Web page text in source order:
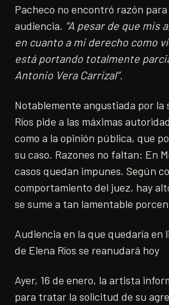
Pacheco no encontró razón
audiencia. “A pesar de que mis
en cuanto a mi derecho como
está portando totalmente
Antonio Vera Carrizal”.
Notablemente angustiada por la
Ríos pide a las máximas
como a la opinión pública, que
su caso. Razones no faltan: En
casos quedan impunes. Según
comportamiento del juez, hay
se sume a tan lamentable
Audiencia en la que quedaría en
de Elena Ríos se reanudará hoy
Ayer, 16 de enero, la artista
para tratar la solicitud de su